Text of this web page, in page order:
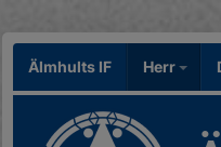
Älmhults IF Herr